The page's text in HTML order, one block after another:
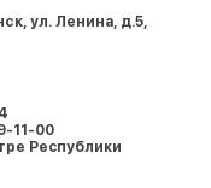
ул. Ленина, д.5,
11-00
Республики